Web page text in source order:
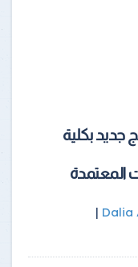
جديد بكلية
المعتمدة
Dalia
|